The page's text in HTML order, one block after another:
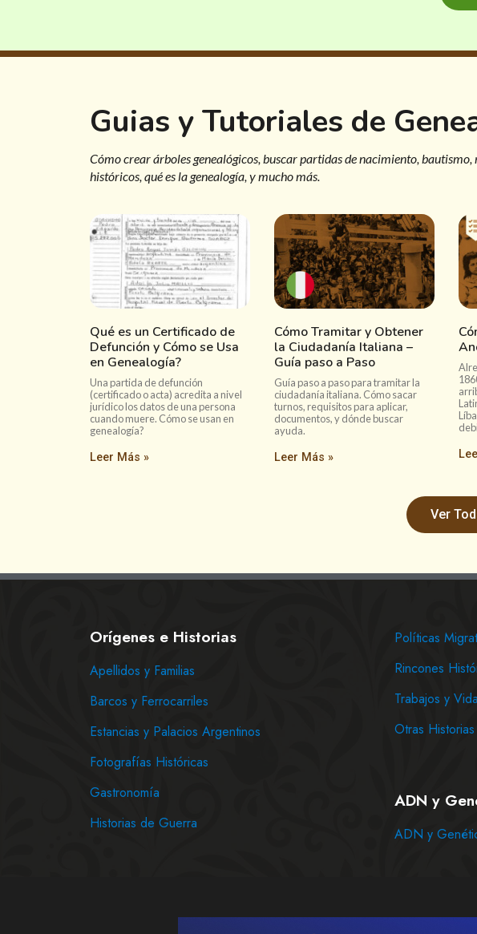
Guias y Tutoriales de
Cómo crear árboles genealógicos, buscar partidas de nacimiento,
históricos, qué es la genealogía, y mucho más.
Qué es un Certificado de
Defunción y Cómo se Usa
en Genealogía?
Una partida de defunción
(certificado o acta) acredita a nivel
jurídico los datos de una persona
cuando muere. Cómo se usan en
genealogía?
Leer Más »
Cómo Tramitar y Obtener
la Ciudadanía Italiana –
Guía paso a Paso
Guía paso a paso para tramitar la
ciudadanía italiana. Cómo sacar
turnos, requisitos para aplicar,
documentos, y dónde buscar
ayuda.
Leer Más »
Ver
Orígenes e Historias
Apellidos y Familias
Barcos y Ferrocarriles
Estancias y Palacios Argentinos
Fotografías Históricas
Gastronomía
Historias de Guerra
Políticas
Rincones
Trabajos y
Otras Historias
ADN y
ADN y